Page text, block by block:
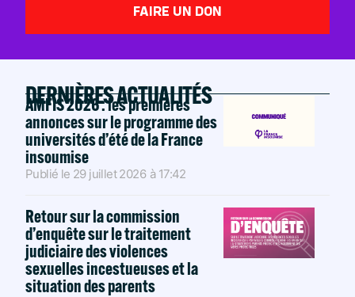
FAIRE UN DON
DERNIÈRES ACTUALITÉS
AMFIS 2026 : les premières
annonces sur le programme des
universités d’été de la France
insoumise
Publié le 29 juillet 2026 à 17:42
Retour sur la commission
d’enquête sur le traitement
judiciaire des violences
sexuelles incestueuses et la
situation des parents